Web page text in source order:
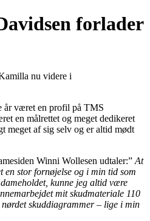
forlader
nu videre i
år været en profil på TMS
en målrettet og meget dedikeret
meget af sig selv og er altid mødt
Winni Wollesen udtaler:” At
stor fornøjelse og i min tid som
kunne jeg altid være
mit skudmateriale 110
skuddiagrammer – lige i min